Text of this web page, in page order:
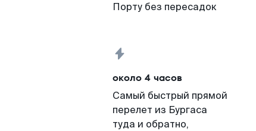
Порту без пересадок
около 4 часов
Самый быстрый прямой
перелет из Бургаса
туда и обратно,